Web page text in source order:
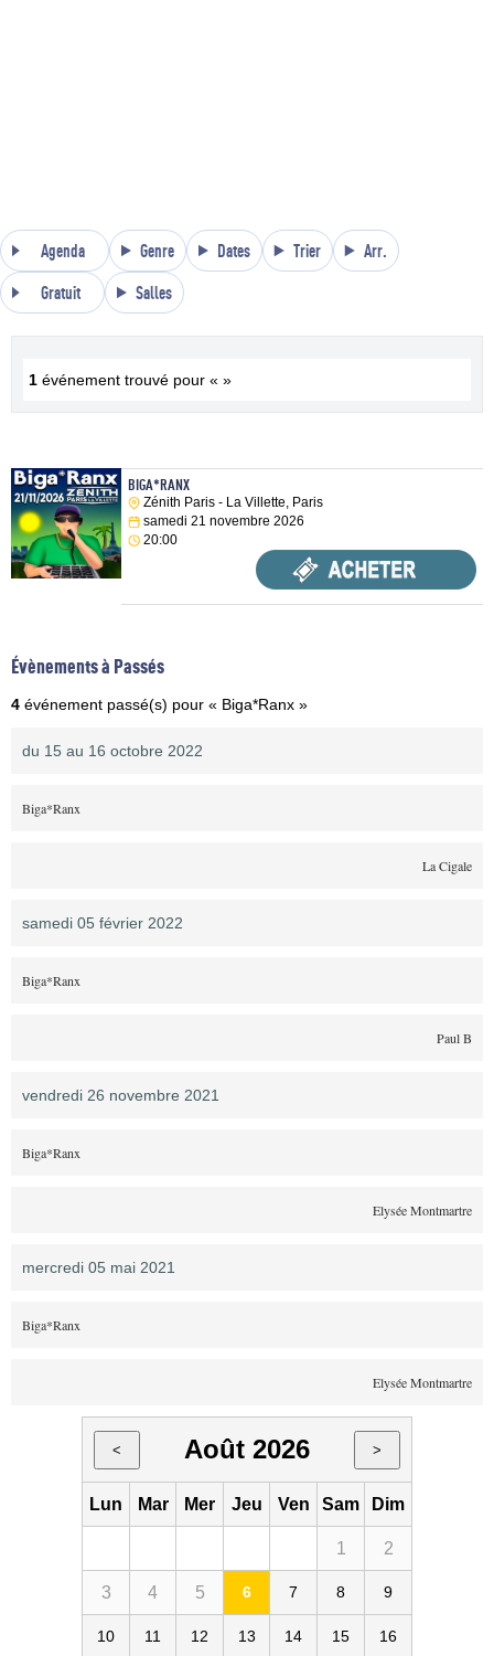
Agenda Genre Dates Trier Arr.
Gratuit Salles
1 événement trouvé pour « »
BIGA*RANX
Zénith Paris - La Villette, Paris
samedi 21 novembre 2026
20:00
Évènements à Passés
4 événement passé(s) pour « Biga*Ranx »
du 15 au 16 octobre 2022
Biga*Ranx
La Cigale
samedi 05 février 2022
Biga*Ranx
Paul B
vendredi 26 novembre 2021
Biga*Ranx
Elysée Montmartre
mercredi 05 mai 2021
Biga*Ranx
Elysée Montmartre
< Août 2026 >
Lun Mar Mer Jeu Ven Sam Dim
1 2
3 4 5 6 7 8 9
10 11 12 13 14 15 16